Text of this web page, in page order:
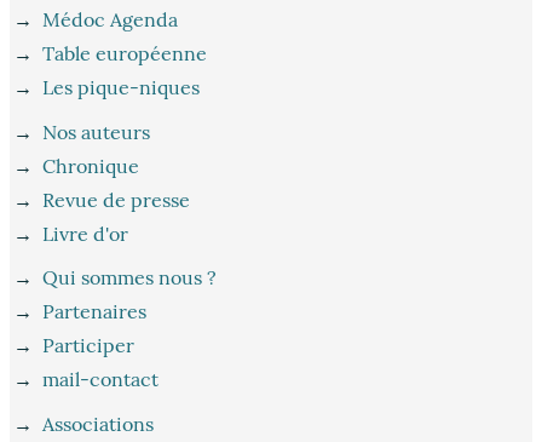
→Médoc Agenda
→Table européenne
→ Les pique-niques
→ Nos auteurs
→Chronique
→ Revue de presse
→ Livre d'or
→Qui sommes nous ?
→ Partenaires
→ Participer
→mail-contact
→ Associations